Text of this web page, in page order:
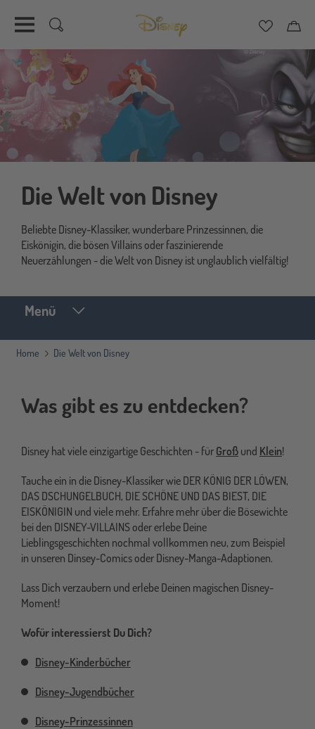
Direkt
Inhalt
Die Welt von Disney
Beliebte Disney-Klassiker, wunderbare Prinzessinnen, die
Eiskönigin, die bösen Villains oder faszinierende
Neuerzählungen - die Welt von Disney ist unglaublich vielfältig!
Menü
Home Die Welt von Disney
Was gibt es zu entdecken?
Disney hat viele einzigartige Geschichten - für Groß und Klein!
Tauche ein in die Disney-Klassiker wie DER KÖNIG DER LÖWEN,
DAS DSCHUNGELBUCH, DIE SCHÖNE UND DAS BIEST, DIE
EISKÖNIGIN und viele mehr. Erfahre mehr über die Bösewichte
bei den DISNEY-VILLAINS oder erlebe Deine
Lieblingsgeschichten nochmal vollkommen neu, zum Beispiel
in unseren Dinsey-Comics oder Disney-Manga-Adaptionen.
Lass Dich verzaubern und erlebe Deinen magischen Disney-
Moment!
Wofür interessierst Du Dich?
Disney-Kinderbücher
Disney-Jugendbücher
Disney-Prinzessinnen